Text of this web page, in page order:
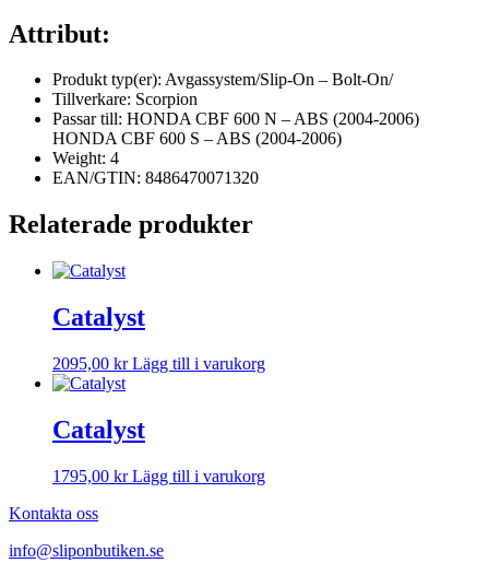
Attribut:
Produkt typ(er): Avgassystem/Slip-On – Bolt-On/
Tillverkare: Scorpion
Passar till: HONDA CBF 600 N – ABS (2004-2006)
HONDA CBF 600 S – ABS (2004-2006)
Weight: 4
EAN/GTIN: 8486470071320
Relaterade produkter
Catalyst
2095,00 kr Lägg till i varukorg
Catalyst
1795,00 kr Lägg till i varukorg
Kontakta oss
info@sliponbutiken.se